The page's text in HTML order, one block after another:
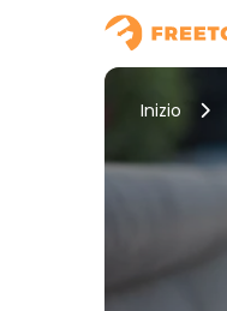
Inizio